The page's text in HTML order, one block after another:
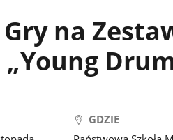
na
GDZIE